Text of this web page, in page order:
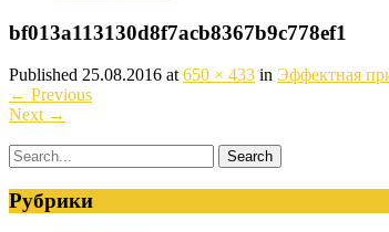
bf013a113130d8f7acb8367b9c778ef1
Published 25.08.2016 at 650 × 433 in Эффектная
← Previous
Next →
Рубрики